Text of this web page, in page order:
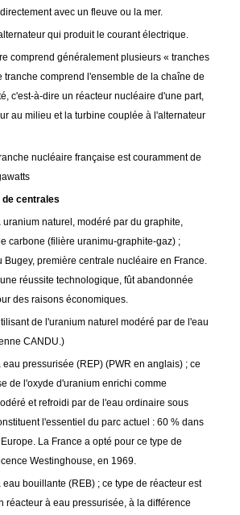
avec un fleuve ou la mer.
qui produit le courant électrique.
comprend généralement plusieurs « tranches
tranche comprend l'ensemble de la chaîne de
c'est-à-dire un réacteur nucléaire d'une part,
au milieu et la turbine couplée à l'alternateur
nucléaire française est couramment de
centrales
naturel, modéré par du graphite,
carbone (filière uranimu-graphite-gaz) ;
Bugey, première centrale nucléaire en France.
réussite technologique, fût abandonnée
des raisons économiques.
de l'uranium naturel modéré par de l'eau
CANDU.)
pressurisée (REP) (PWR en anglais) ; ce
de l'oxyde d'uranium enrichi comme
et refroidi par de l'eau ordinaire sous
l'essentiel du parc actuel : 60 % dans
La France a opté pour ce type de
Westinghouse, en 1969.
bouillante (REB) ; ce type de réacteur est
réacteur à eau pressurisée, à la différence